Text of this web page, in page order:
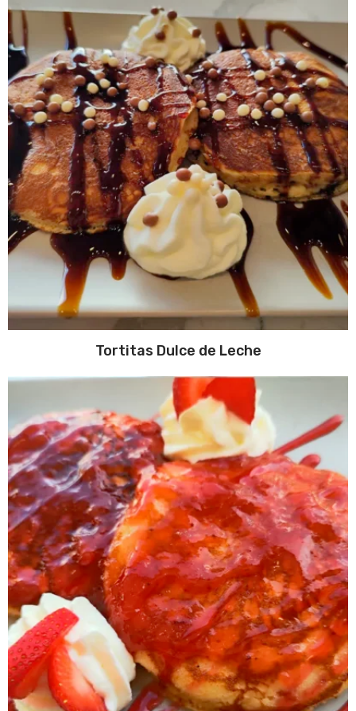
Tortitas Dulce de Leche